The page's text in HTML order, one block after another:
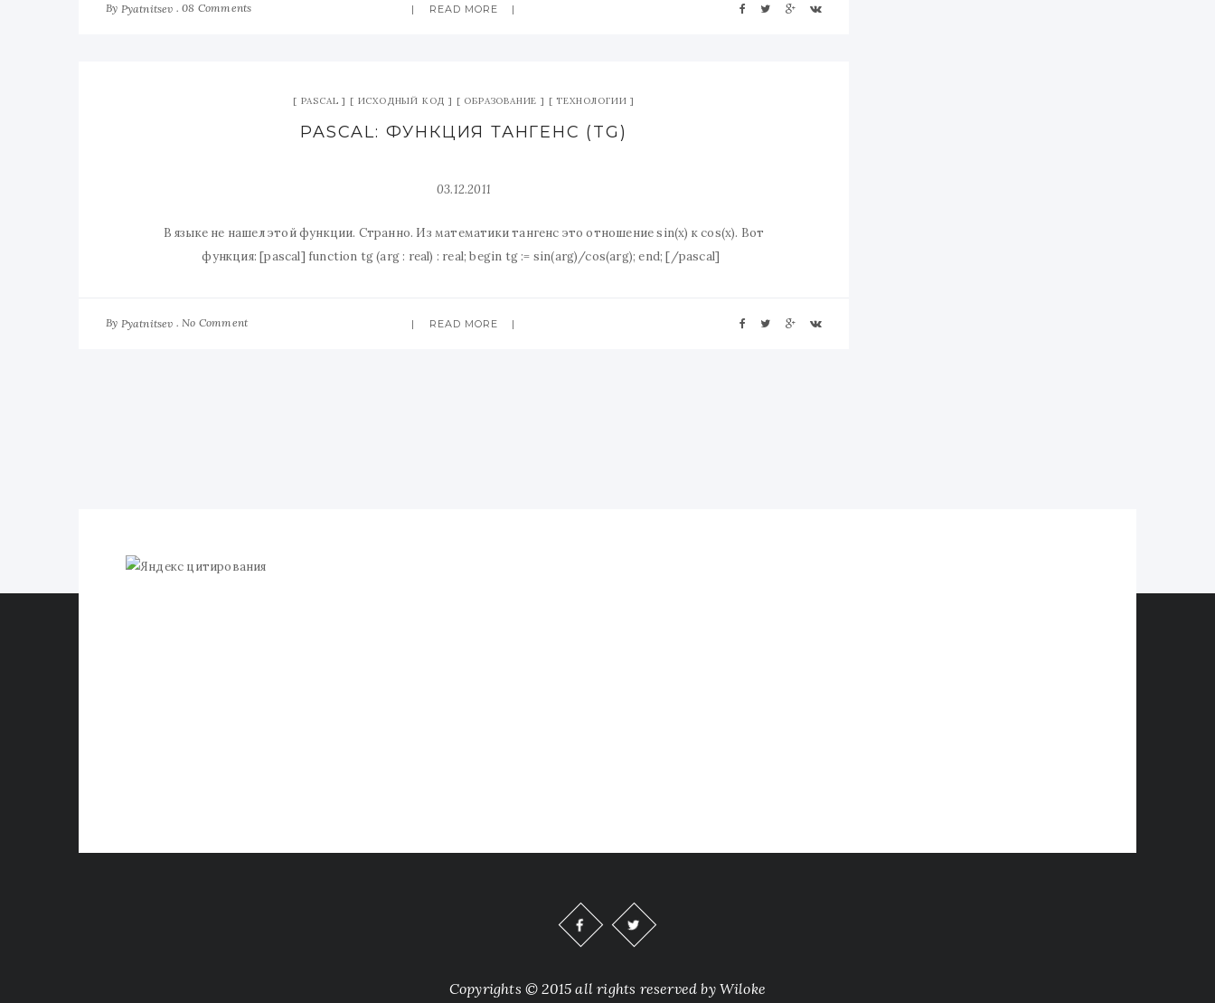
By Pyatnitsev 08 Comments READ MORE
PASCAL ИСХОДНЫЙ КОД ОБРАЗОВАНИЕ ТЕХНОЛОГИИ
PASCAL: ФУНКЦИЯ ТАНГЕНС (TG)
03.12.2011
В языке не нашел этой функции. Странно. Из математики тангенс это отношение sin(x) к cos(x). Вот
функция: [pascal] function tg (arg : real) : real; begin tg := sin(arg)/cos(arg); end; [/pascal]
By Pyatnitsev No Comment READ MORE
Copyrights © 2015 all rights reserved by Wiloke